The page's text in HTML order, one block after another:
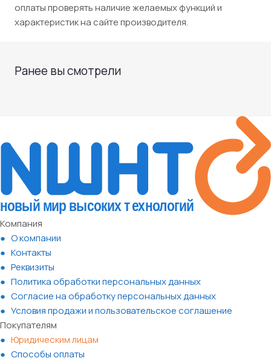
оплаты проверять наличие желаемых функций и
характеристик на сайте производителя.
Ранее вы смотрели
Компания
О компании
Контакты
Реквизиты
Политика обработки персональных данных
Согласие на обработку персональных данных
Условия продажи и пользовательское соглашение
Покупателям
Юридическим лицам
Способы оплаты